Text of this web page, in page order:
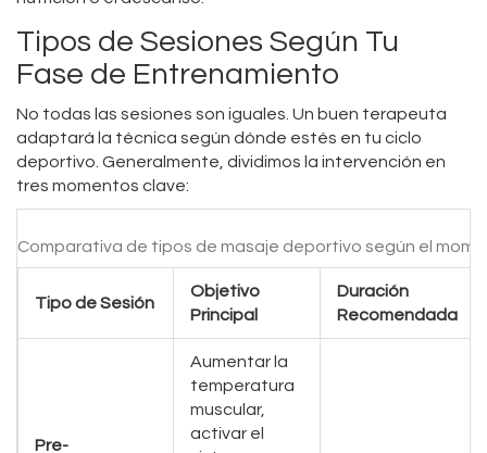
Tipos de Sesiones Según Tu
Fase de Entrenamiento
No todas las sesiones son iguales. Un buen terapeuta
adaptará la técnica según dónde estés en tu ciclo
deportivo. Generalmente, dividimos la intervención en
tres momentos clave:
Comparativa de tipos de masaje deportivo según el
Tipo de Sesión
Objetivo
Principal
Duración
Recomendada
Pre-
Aumentar la
temperatura
muscular,
activar el